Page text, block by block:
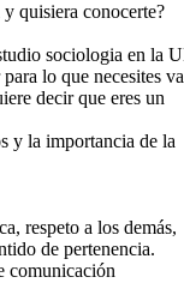
quisiera conocerte?
sociologia en la
lo que necesites
decir que eres un
y la importancia de la
respeto a los demás,
de pertenencia.
comunicación